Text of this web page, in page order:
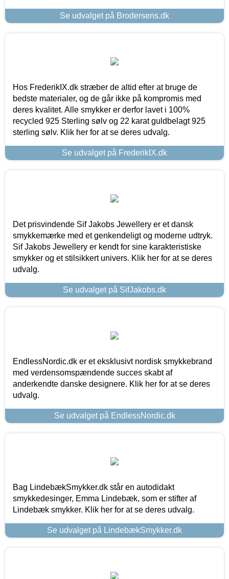
Se udvalget på Brodersens.dk
Hos FrederikIX.dk stræber de altid efter at bruge de
bedste materialer, og de går ikke på kompromis med
deres kvalitet. Alle smykker er derfor lavet i 100%
recycled 925 Sterling sølv og 22 karat guldbelagt 925
sterling sølv. Klik her for at se deres udvalg.
Se udvalget på FrederikIX.dk
Det prisvindende Sif Jakobs Jewellery er et dansk
smykkemærke med et genkendeligt og moderne udtryk.
Sif Jakobs Jewellery er kendt for sine karakteristiske
smykker og et stilsikkert univers. Klik her for at se deres
udvalg.
Se udvalget på SifJakobs.dk
EndlessNordic.dk er et eksklusivt nordisk smykkebrand
med verdensomspændende succes skabt af
anderkendte danske designere. Klik her for at se deres
udvalg.
Se udvalget på EndlessNordic.dk
Bag LindebækSmykker.dk står en autodidakt
smykkedesinger, Emma Lindebæk, som er stifter af
Lindebæk smykker. Klik her for at se deres udvalg.
Se udvalget på LindebækSmykker.dk